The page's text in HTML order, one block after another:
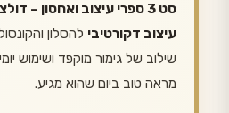
סט 3 ספרי עיצוב ואחסון – דולצ'ה וגבאנה
עיצוב דקורטיבי להסלון
שילוב של גימור מוקפד ושימוש
מראה טוב ביום שהוא מגיע.